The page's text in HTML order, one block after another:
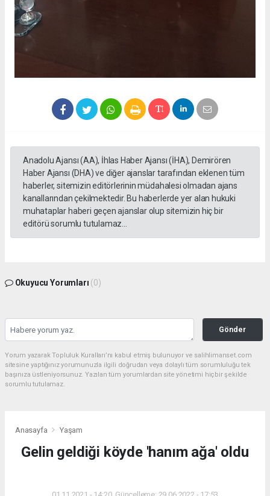
Anadolu Ajansı (AA), İhlas Haber Ajansı (İHA), Demirören
Haber Ajansı (DHA) ve diğer ajanslar tarafından eklenen tüm
haberler, sitemizin editörlerinin müdahalesi olmadan ajans
kanallarından çekilmektedir. Bu haberlerde yer alan hukuki
muhataplar haberi geçen ajanslar olup sitemizin hiç bir
editörü sorumlu tutulamaz...
Okuyucu Yorumları (0)
Gönder
Yorum yazarak Topluluk Kuralları’nı kabul etmiş bulunuyor ve salihlimanset.com
sitesine yaptığınız yorumunuzla ilgili doğrudan veya dolaylı tüm sorumluluğu tek
başınıza üstleniyorsunuz. Yazılan tüm yorumlardan site yönetimi hiçbir şekilde
sorumlu tutulamaz.
Anasayfa Yaşam
Gelin geldiği köyde 'hanım ağa' oldu